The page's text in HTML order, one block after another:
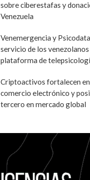
sobre ciberestafas y
Venezuela
Venemergencia y
servicio de los
plataforma de
Criptoactivos fortalecen en
comercio electrónico y
tercero en mercado global